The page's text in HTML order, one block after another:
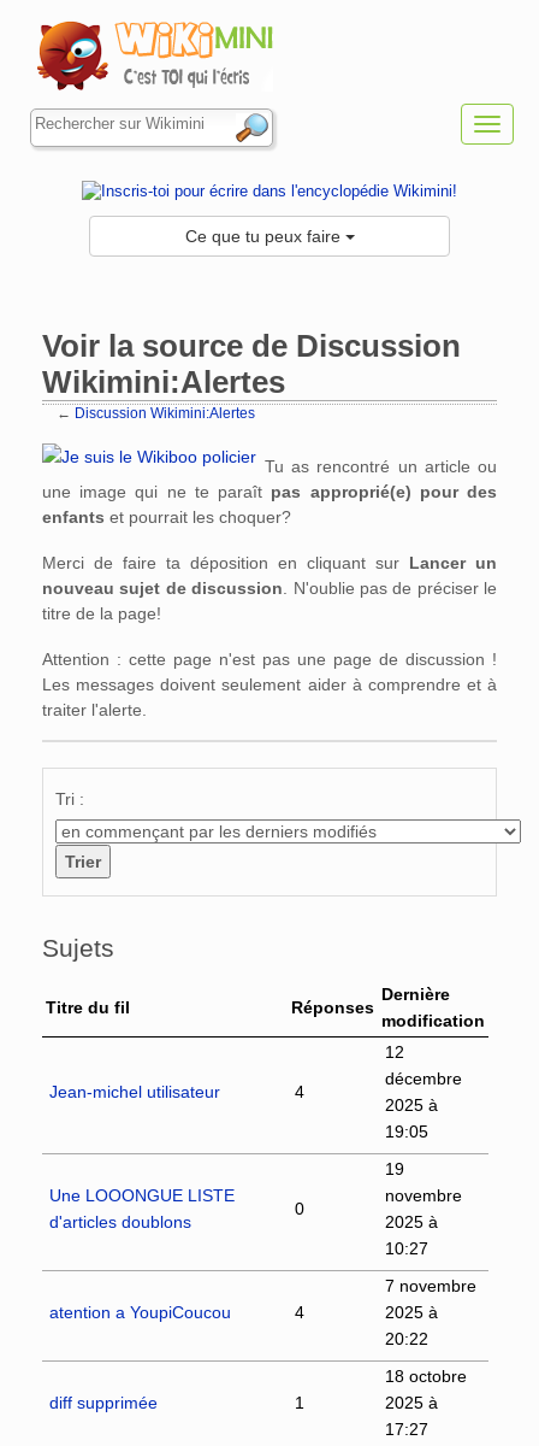
Ce que tu peux faire
Voir la source de Discussion
Wikimini:Alertes
← Discussion Wikimini:Alertes
Tu as rencontré un article ou
une image qui ne te paraît pas approprié(e) pour des
enfants et pourrait les choquer?
Merci de faire ta déposition en cliquant sur Lancer un
nouveau sujet de discussion . N'oublie pas de préciser le
titre de la page!
Attention : cette page n'est pas une page de discussion !
Les messages doivent seulement aider à comprendre et à
traiter l'alerte.
Tri :
Sujets
Titre du fil Réponses
Dernière
modification
Jean-michel utilisateur 4
12
décembre
2025 à
19:05
Une LOOONGUE LISTE
d'articles doublons
0
19
novembre
2025 à
10:27
atention a YoupiCoucou 4
7 novembre
2025 à
20:22
diff supprimée 1
18 octobre
2025 à
17:27